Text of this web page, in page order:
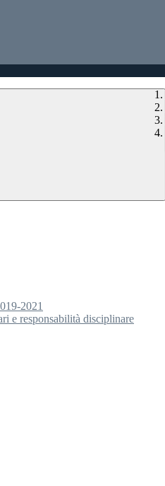
2021
e responsabilità disciplinare